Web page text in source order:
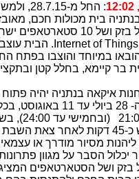
: החל מ-
בית מכולות חכם,
הבית החכם של בזק ושל 10
Internet of Things . הבית
במיוחד והוצבו בפתח
בר קיימא, בחלל קטן
איקאה בנתניה יהיה
בין התאריכים ה- 28 ביולי עד 11
ליהנות מסיור מודרך או
יכלול הסבר על מגוון
ושל הסטארטאפים